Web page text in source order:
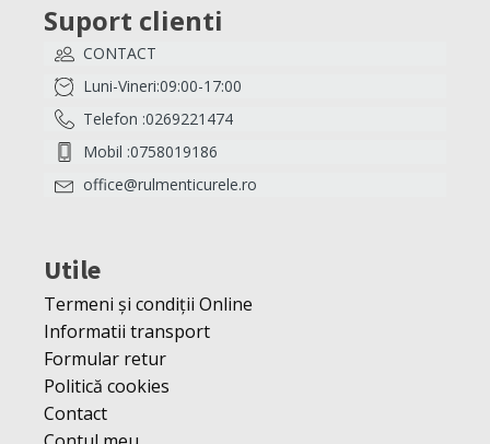
Suport clienti
CONTACT
Luni-Vineri:09:00-17:00
Telefon :0269221474
Mobil :0758019186
office@rulmenticurele.ro
Utile
Termeni și condiții Online
Informatii transport
Formular retur
Politică cookies
Contact